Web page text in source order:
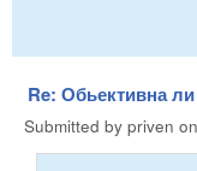
Re: Обьективна
Submitted by priven on